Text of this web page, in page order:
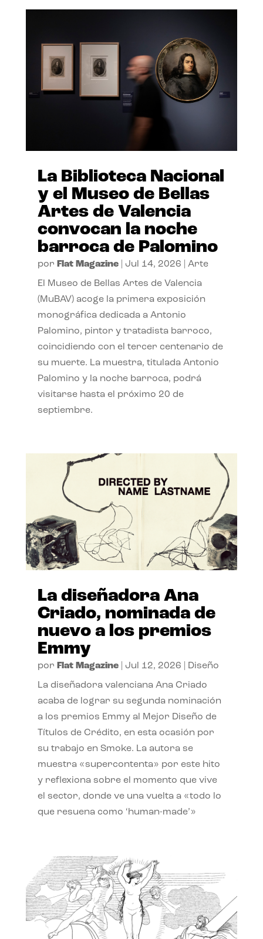
La Biblioteca Nacional
y el Museo de Bellas
Artes de Valencia
convocan la noche
barroca de Palomino
por Flat Magazine| Jul 14, 2026 Arte
El Museo de Bellas Artes de Valencia
(MuBAV) acoge la primera exposición
monográfica dedicada a Antonio
Palomino, pintor y tratadista barroco,
coincidiendo con el tercer centenario de
su muerte. La muestra, titulada Antonio
Palomino y la noche barroca, podrá
visitarse hasta el próximo 20 de
septiembre.
La diseñadora Ana
Criado, nominada de
nuevo a los premios
Emmy
por Flat Magazine| Jul 12, 2026 Diseño
La diseñadora valenciana Ana Criado
acaba de lograr su segunda nominación
a los premios Emmy al Mejor Diseño de
Títulos de Crédito, en esta ocasión por
su trabajo en Smoke. La autora se
muestra «supercontenta» por este hito
y reflexiona sobre el momento que vive
el sector, donde ve una vuelta a «todo lo
que resuena como ‘human-made’»